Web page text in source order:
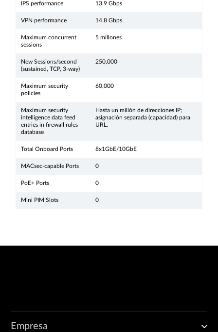
IPS performance 13,9 Gbps
VPN performance 14.8 Gbps
Maximum concurrent
sessions
5 millones
New Sessions/second
(sustained, TCP, 3-way)
250,000
Maximum security
policies
60,000
Maximum security
intelligence data feed
entries in firewall rules
database
Hasta un millón de direcciones IP;
asignación separada (capacidad) para
URL.
Total Onboard Ports 8x1GbE/10GbE
MACsec-capable Ports 0
PoE+ Ports 0
Mini PIM Slots 0
Empresa